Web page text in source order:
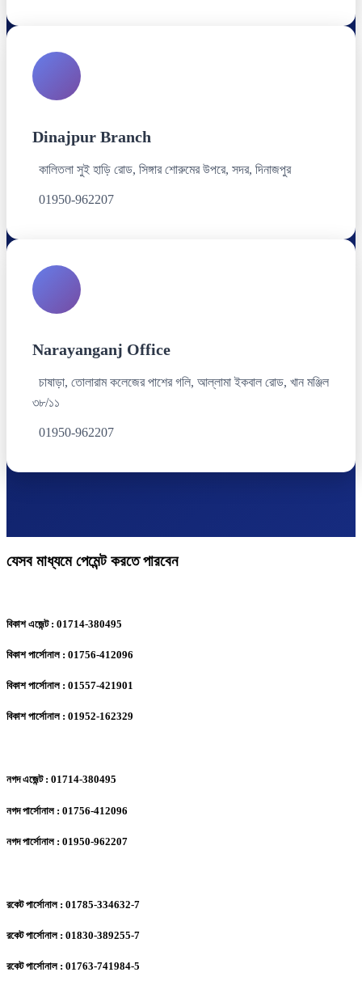
Dinajpur Branch
কালিতলা সুই হাড়ি রোড, সিঙ্গার শোরুমের উপরে, সদর, দিনাজপুর
01950-962207
Narayanganj Office
চাষাড়া, তোলারাম কলেজের পাশের গলি, আল্লামা ইকবাল রোড, খান মঞ্জিল
৩৮/১১
01950-962207
যেসব মাধ্যমে পেমেন্ট করতে পারবেন
বিকাশ এজেন্ট : 01714-380495
বিকাশ পার্সোনাল : 01756-412096
বিকাশ পার্সোনাল : 01557-421901
বিকাশ পার্সোনাল : 01952-162329
নগদ এজেন্ট : 01714-380495
নগদ পার্সোনাল : 01756-412096
নগদ পার্সোনাল : 01950-962207
রকেট পার্সোনাল : 01785-334632-7
রকেট পার্সোনাল : 01830-389255-7
রকেট পার্সোনাল : 01763-741984-5